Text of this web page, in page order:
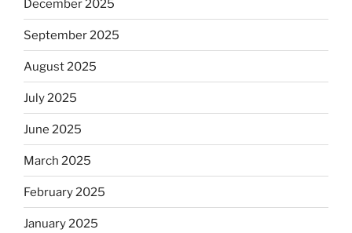
December 2025
September 2025
August 2025
July 2025
June 2025
March 2025
February 2025
January 2025